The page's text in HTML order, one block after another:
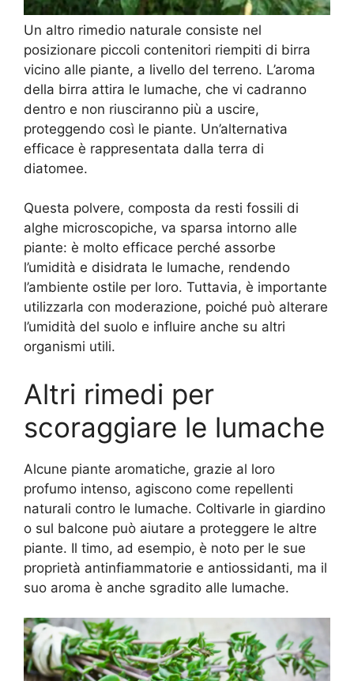
Un altro rimedio naturale consiste nel
posizionare piccoli contenitori riempiti di birra
vicino alle piante, a livello del terreno. L’aroma
della birra attira le lumache, che vi cadranno
dentro e non riusciranno più a uscire,
proteggendo così le piante. Un’alternativa
efficace è rappresentata dalla terra di
diatomee.
Questa polvere, composta da resti fossili di
alghe microscopiche, va sparsa intorno alle
piante: è molto efficace perché assorbe
l’umidità e disidrata le lumache, rendendo
l’ambiente ostile per loro. Tuttavia, è importante
utilizzarla con moderazione, poiché può alterare
l’umidità del suolo e influire anche su altri
organismi utili.
Altri rimedi per
scoraggiare le lumache
Alcune piante aromatiche, grazie al loro
profumo intenso, agiscono come repellenti
naturali contro le lumache. Coltivarle in giardino
o sul balcone può aiutare a proteggere le altre
piante. Il timo, ad esempio, è noto per le sue
proprietà antinfiammatorie e antiossidanti, ma il
suo aroma è anche sgradito alle lumache.